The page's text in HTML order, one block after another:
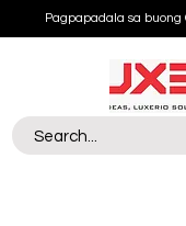
Pagpapadala sa buong